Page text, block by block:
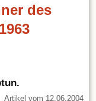
des
Artikel vom 12.06.2004